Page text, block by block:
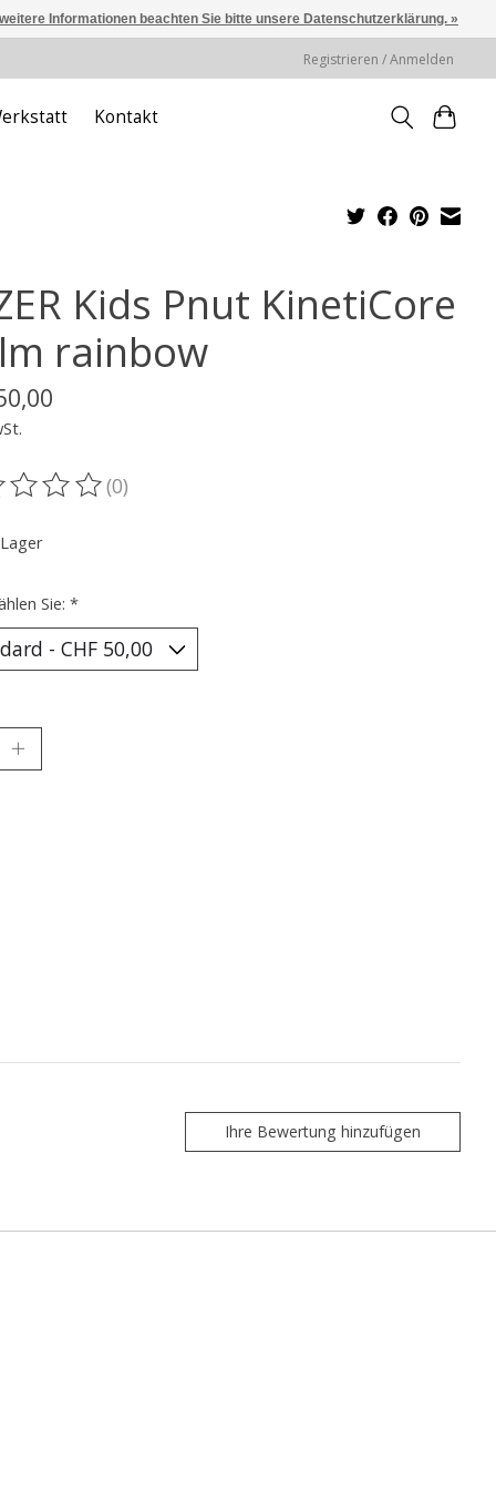
Registrieren / Anmelden
Kontakt
Kids Pnut KinetiCore
rainbow
dieses Produkts ist
(0)
Sie: *
Ihre Bewertung hinzufügen
Informationen beachten Sie bitte unsere Datenschutzerklärung. »